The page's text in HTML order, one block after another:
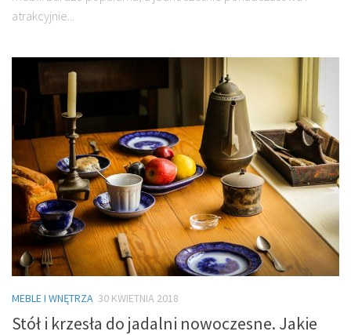
atrakcyjnie...
MEBLE I WNĘTRZA 30 KWIETNIA 2018
Stół i krzesła do jadalni nowoczesne. Jakie